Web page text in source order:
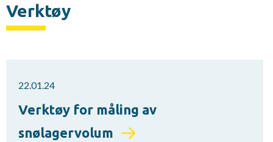
Verktøy
22.01.24
Verktøy for måling av
snølagervolum